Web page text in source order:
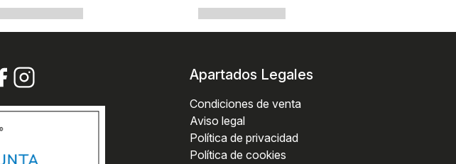
Apartados Legales
Condiciones de venta
Aviso legal
Política de privacidad
Política de cookies